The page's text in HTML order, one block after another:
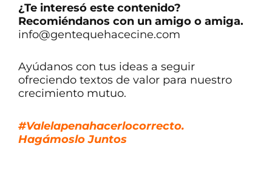
¿Te interesó este contenido?
Recomiéndanos con un amigo o amiga.
info@gentequehacecine.com
Ayúdanos con tus ideas a seguir
ofreciendo textos de valor para nuestro
crecimiento mutuo.
#Valelapenahacerlocorrecto.
Hagámoslo Juntos